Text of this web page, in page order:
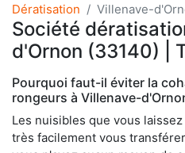
Dératisation Villenave-
Société
d'Ornon (33140) |
Pourquoi faut-il éviter la
rongeurs à Villenave-
Les nuisibles que vous
très facilement vous